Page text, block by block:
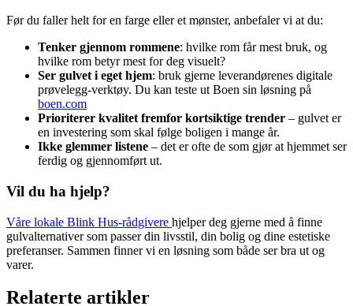
Før du faller helt for en farge eller et mønster, anbefaler vi at du:
Tenker gjennom rommene: hvilke rom får mest bruk, og
hvilke rom betyr mest for deg visuelt?
Ser gulvet i eget hjem: bruk gjerne leverandørenes digitale
prøvelegg-verktøy. Du kan teste ut Boen sin løsning på
boen.com
Prioriterer kvalitet fremfor kortsiktige trender – gulvet er
en investering som skal følge boligen i mange år.
Ikke glemmer listene – det er ofte de som gjør at hjemmet ser
ferdig og gjennomført ut.
Vil du ha hjelp?
Våre lokale Blink Hus‑rådgivere hjelper deg gjerne med å finne
gulvalternativer som passer din livsstil, din bolig og dine estetiske
preferanser. Sammen finner vi en løsning som både ser bra ut og
varer.
Relaterte artikler